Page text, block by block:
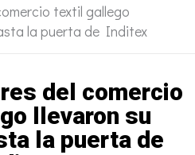
textil gallego
la puerta de Inditex
del comercio
llevaron su
la puerta de